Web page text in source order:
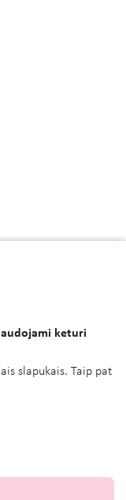
keturi
slapukais. Taip pat